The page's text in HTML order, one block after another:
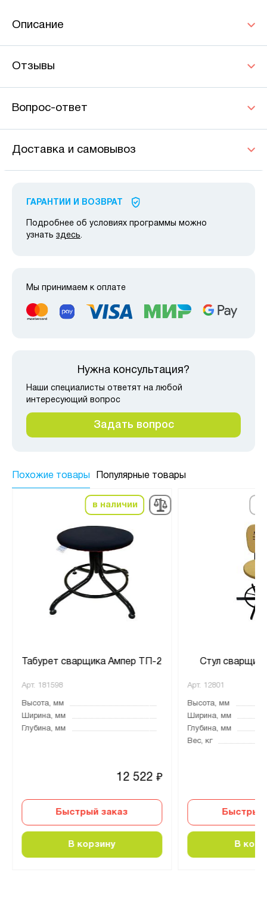
Описание
Отзывы
Вопрос-ответ
Доставка и самовывоз
ГАРАНТИИ И ВОЗВРАТ
Подробнее об условиях программы можно
узнать здесь.
Мы принимаем к оплате
Нужна консультация?
Наши специалисты ответят на любой
интересующий вопрос
Задать вопрос
Похожие товары Популярные товары
в наличии
Табурет сварщика Ампер ТП-2
Арт. 181598
Высота, мм
Ширина, мм
Глубина, мм
12 522₽
Быстрый заказ
В корзину
Стул
Арт. 12801
Высота, мм
Ширина, мм
Глубина, мм
Вес, кг
Быстрый
В